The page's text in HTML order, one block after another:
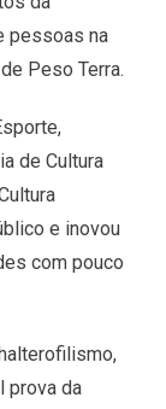
pessoas na
Peso Terra.
de Cultura
e inovou
com pouco
prova da